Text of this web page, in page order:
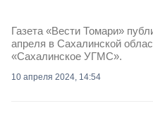
Газета «Вести Томари»
апреля в Сахалинской
«Сахалинское УГМС».
10 апреля 2024, 14:54